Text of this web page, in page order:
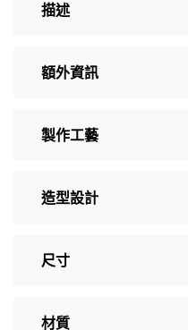
描述
額外資訊
製作工藝
造型設計
尺寸
材質